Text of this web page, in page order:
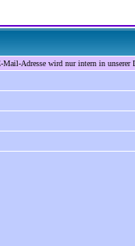
Adresse wird nur intern in unserer